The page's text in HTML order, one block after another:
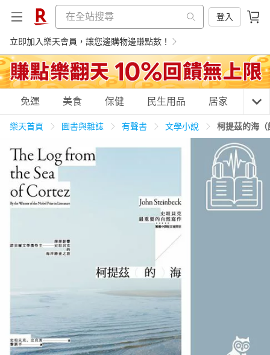
登入
立即加入樂天會員，讓您邊購物邊賺點數！
購物網分類
天天免運 美食蛋糕 民生用品
運動休閒 親子玩具
化妝保養
日本購物
HOT
免運 美食 保健 民生用品 居家 3C
樂天首頁 圖書與雜誌 有聲書 文學小說 柯提茲的海